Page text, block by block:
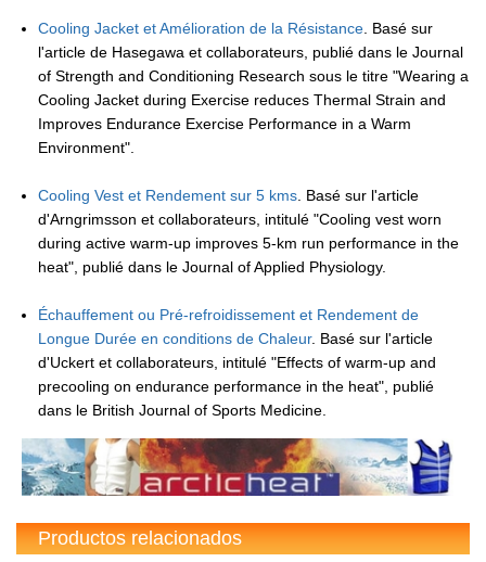
Cooling Jacket et Amélioration de la Résistance . Basé sur
l'article de Hasegawa et collaborateurs, publié dans le Journal
of Strength and Conditioning Research sous le titre "Wearing a
Cooling Jacket during Exercise reduces Thermal Strain and
Improves Endurance Exercise Performance in a Warm
Environment".
Cooling Vest et Rendement sur 5 kms . Basé sur l'article
d'Arngrimsson et collaborateurs, intitulé "Cooling vest worn
during active warm-up improves 5-km run performance in the
heat", publié dans le Journal of Applied Physiology.
Échauffement ou Pré-refroidissement et Rendement de
Longue Durée en conditions de Chaleur. Basé sur l'article
d'Uckert et collaborateurs, intitulé "Effects of warm-up and
precooling on endurance performance in the heat", publié
dans le British Journal of Sports Medicine.
Productos relacionados